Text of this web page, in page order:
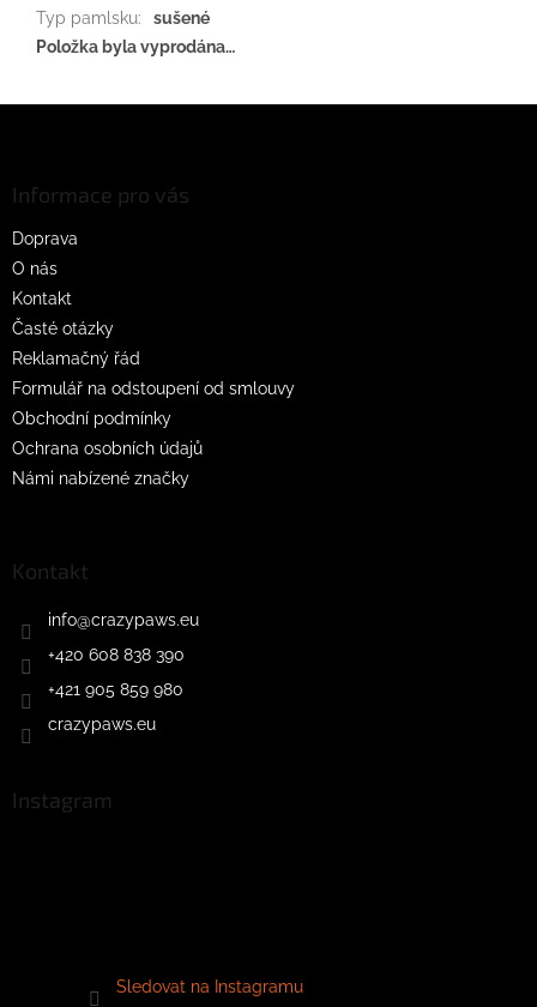
Typ pamlsku:
sušené
Položka byla vyprodána…
Informace pro vás
Doprava
O nás
Kontakt
Časté otázky
Reklamačný řád
Formulář na odstoupení od smlouvy
Obchodní podmínky
Ochrana osobních údajů
Námi nabízené značky
Kontakt
info@crazypaws.eu
+420 608 838 390
+421 905 859 980
crazypaws.eu
Instagram
Sledovat na Instagramu